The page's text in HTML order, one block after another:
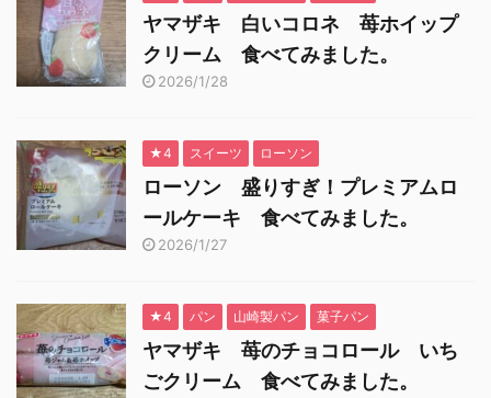
ヤマザキ 白いコロネ 苺ホイップ
クリーム 食べてみました。
2026/1/28
★4 スイーツ ローソン
ローソン 盛りすぎ！プレミアムロ
ールケーキ 食べてみました。
2026/1/27
★4 パン 山崎製パン 菓子パン
ヤマザキ 苺のチョコロール いち
ごクリーム 食べてみました。